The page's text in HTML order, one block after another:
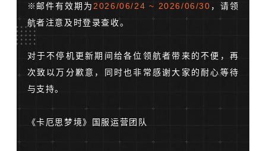
※邮件有效期为 2026/06/24 ~ 2026/06/30 ，请领
航者注意及时登录查收。
对于不停机更新期间给各位领航者带来的不便，再
次致以万分歉意，同时也非常感谢大家的耐心等待
与支持。
《卡厄思梦境》国服运营团队